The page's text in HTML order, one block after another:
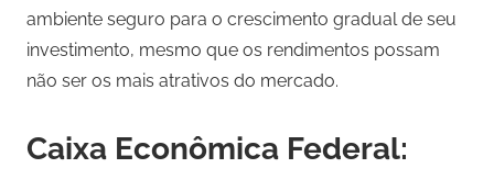
ambiente seguro para o crescimento gradual de seu
investimento, mesmo que os rendimentos possam
não ser os mais atrativos do mercado.
Caixa Econômica Federal: